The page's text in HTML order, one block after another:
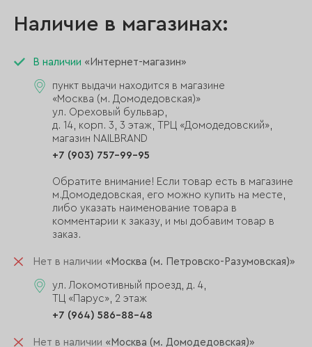
Наличие в магазинах:
В наличии «Интернет-магазин»
пункт выдачи находится в магазине
«Москва (м. Домодедовская)»
ул. Ореховый бульвар,
д. 14, корп. 3, 3 этаж, ТРЦ «Домодедовский»,
магазин NAILBRAND
+7 (903) 757-99-95
Обратите внимание! Если товар есть в магазине
м.Домодедовская, его можно купить на месте,
либо указать наименование товара в
комментарии к заказу, и мы добавим товар в
заказ.
Нет в наличии «Москва (м. Петровско-Разумовская)»
ул. Локомотивный проезд, д. 4,
ТЦ «Парус», 2 этаж
+7 (964) 586-88-48
Нет в наличии «Москва (м. Домодедовская)»